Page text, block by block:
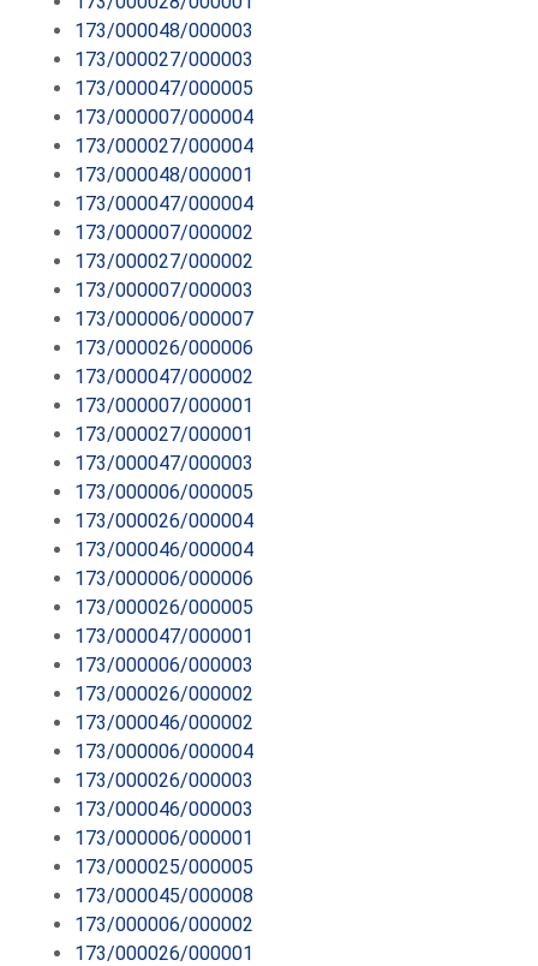
173/000048/000003
173/000027/000003
173/000047/000005
173/000007/000004
173/000027/000004
173/000048/000001
173/000047/000004
173/000007/000002
173/000027/000002
173/000007/000003
173/000006/000007
173/000026/000006
173/000047/000002
173/000007/000001
173/000027/000001
173/000047/000003
173/000006/000005
173/000026/000004
173/000046/000004
173/000006/000006
173/000026/000005
173/000047/000001
173/000006/000003
173/000026/000002
173/000046/000002
173/000006/000004
173/000026/000003
173/000046/000003
173/000006/000001
173/000025/000005
173/000045/000008
173/000006/000002
173/000026/000001